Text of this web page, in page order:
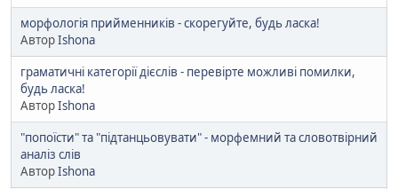
морфологія прийменників - скорегуйте, будь ласка!
АвторIshona
граматичні категорії дієслів - перевірте можливі помилки,
будь ласка!
АвторIshona
"попоїсти" та "підтанцьовувати" - морфемний та словотвірний
аналіз слів
АвторIshona